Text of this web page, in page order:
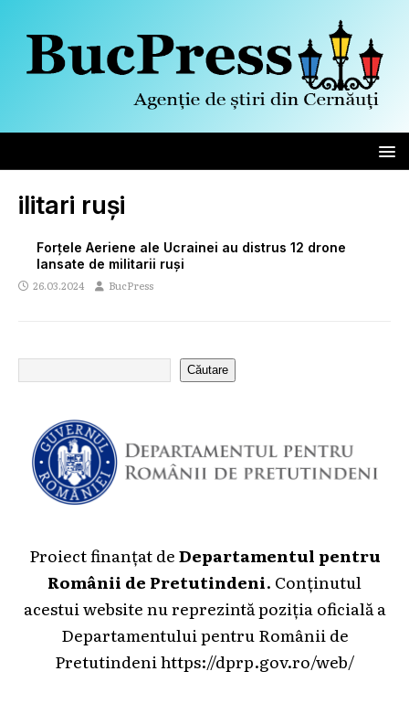
ilitari ruși
Forțele Aeriene ale Ucrainei au distrus 12 drone
lansate de militarii ruși
26.03.2024 BucPress
Căutare
Proiect finanțat deDepartamentul pentru
Românii de Pretutindeni. Conținutul
acestui website nu reprezintă poziția oficială a
Departamentului pentru Românii de
Pretutindeni https://dprp.gov.ro/web/